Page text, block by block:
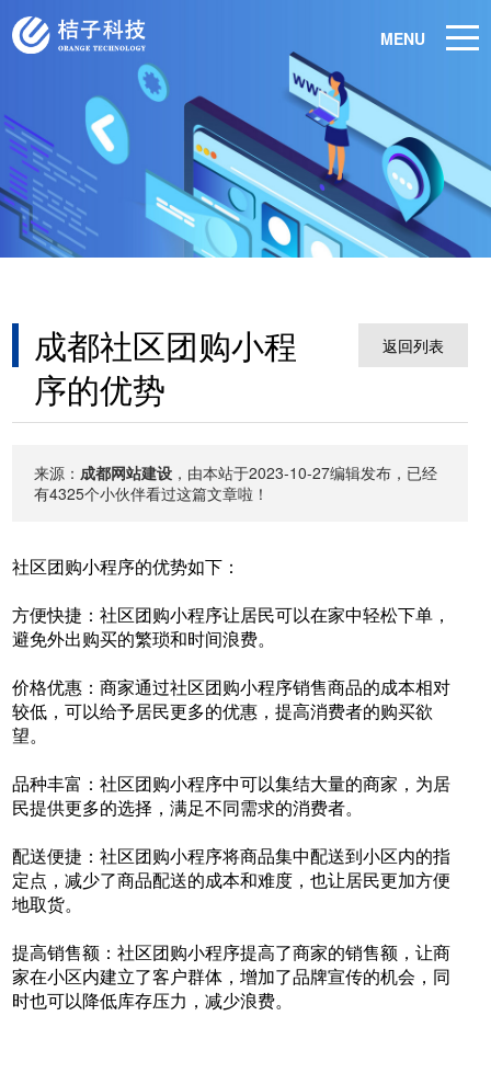
MENU
成都社区团购小程
序的优势
返回列表
来源：成都网站建设 ，由本站于2023-10-27编辑发布，已经
有4325个小伙伴看过这篇文章啦！
社区团购小程序的优势如下：
方便快捷：社区团购小程序让居民可以在家中轻松下单，
避免外出购买的繁琐和时间浪费。
价格优惠：商家通过社区团购小程序销售商品的成本相对
较低，可以给予居民更多的优惠，提高消费者的购买欲
望。
品种丰富：社区团购小程序中可以集结大量的商家，为居
民提供更多的选择，满足不同需求的消费者。
配送便捷：社区团购小程序将商品集中配送到小区内的指
定点，减少了商品配送的成本和难度，也让居民更加方便
地取货。
提高销售额：社区团购小程序提高了商家的销售额，让商
家在小区内建立了客户群体，增加了品牌宣传的机会，同
时也可以降低库存压力，减少浪费。